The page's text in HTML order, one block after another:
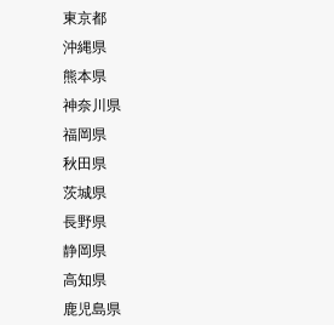
東京都
沖縄県
熊本県
神奈川県
福岡県
秋田県
茨城県
長野県
静岡県
高知県
鹿児島県